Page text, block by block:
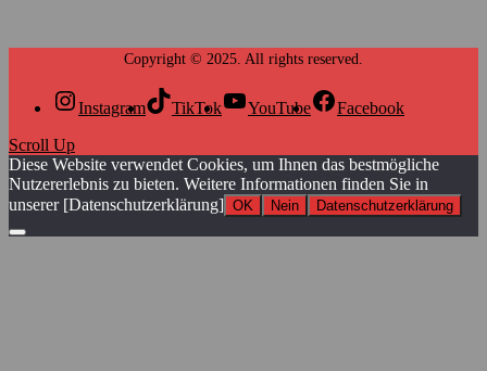
Instagram TikTok YouTube
Facebook
Scroll Up
Diese Website verwendet Cookies, um Ihnen das bestmögliche
Nutzererlebnis zu bieten. Weitere Informationen finden Sie in
unserer [Datenschutzerklärung] OK Nein Datenschutzerklärung